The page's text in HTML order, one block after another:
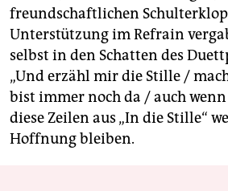
freundschaftlichen
Unterstützung im Refrain
selbst in den Schatten des
„Und erzähl mir die Stille /
bist immer noch da / auch wenn
diese Zeilen aus „In die Stille“
Hoffnung bleiben.